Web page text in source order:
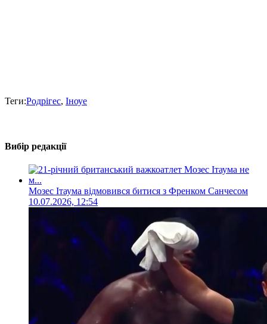
Теги:Родрігес, Іноуе
Вибір редакції
Мозес Ітаума відмовився битися з Френком Санчесом
10.07.2026, 12:54